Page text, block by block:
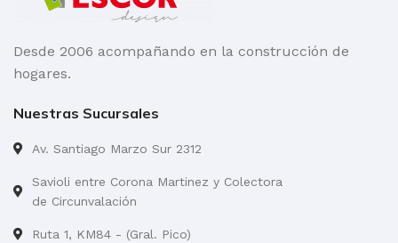
Desde 2006 acompañando en la construcción de
hogares.
Nuestras Sucursales
Av. Santiago Marzo Sur 2312
Savioli entre Corona Martinez y Colectora
de Circunvalación
Ruta 1, KM84 - (Gral. Pico)